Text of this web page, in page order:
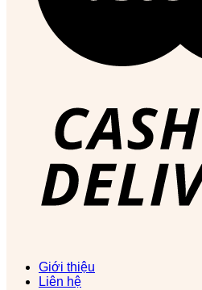
Giới thiệu
Liên hệ